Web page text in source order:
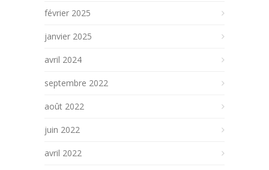
février 2025
janvier 2025
avril 2024
septembre 2022
août 2022
juin 2022
avril 2022